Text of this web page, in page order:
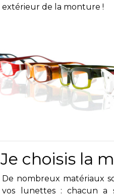
extérieur de la monture !
Je choisis la
De nombreux matériaux
vos lunettes : chacun a